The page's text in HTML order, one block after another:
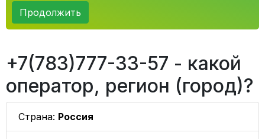
Продолжить
+7(783)777-33-57 - какой
оператор, регион (город)?
Страна: Россия